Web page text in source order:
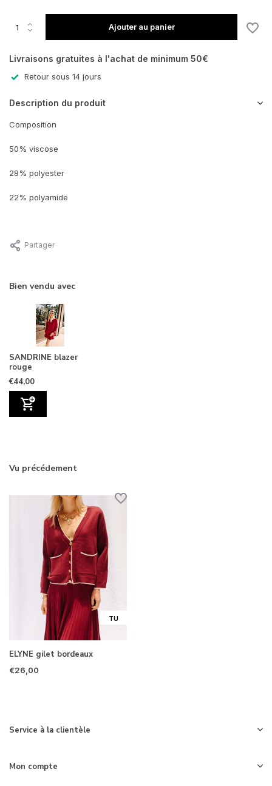
Ajouter au panier
Livraisons gratuites à l'achat de minimum 50€
Retour sous 14 jours
Description du produit
Composition
50% viscose
28% polyester
22% polyamide
Partager
Bien vendu avec
SANDRINE blazer
rouge
€44,00
Vu précédement
TU
ELYNE gilet bordeaux
€26,00
Service à la clientèle
Mon compte